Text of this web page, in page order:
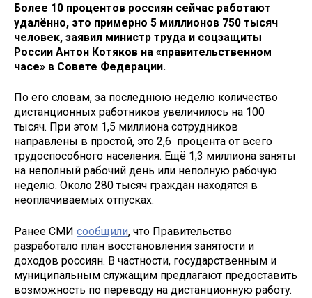
Более 10 процентов россиян сейчас работают
удалённо, это примерно 5 миллионов 750 тысяч
человек, заявил министр труда и соцзащиты
России Антон Котяков на «правительственном
часе» в Совете Федерации.
По его словам, за последнюю неделю количество
дистанционных работников увеличилось на 100
тысяч. При этом 1,5 миллиона сотрудников
направлены в простой, это 2,6 процента от всего
трудоспособного населения. Ещё 1,3 миллиона заняты
на неполный рабочий день или неполную рабочую
неделю. Около 280 тысяч граждан находятся в
неоплачиваемых отпусках.
Ранее СМИ сообщили, что Правительство
разработало план восстановления занятости и
доходов россиян. В частности, государственным и
муниципальным служащим предлагают предоставить
возможность по переводу на дистанционную работу.